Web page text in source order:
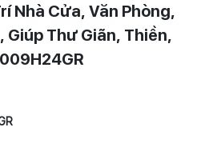
Nhà Cửa, Văn Phòng,
Giúp Thư Giãn, Thiền,